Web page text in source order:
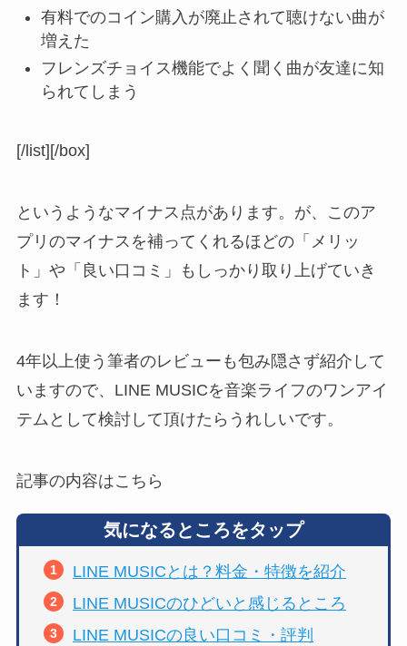
有料でのコイン購入が廃止されて聴けない曲が
増えた
フレンズチョイス機能でよく聞く曲が友達に知
られてしまう
[/list][/box]
というようなマイナス点があります。が、このア
プリのマイナスを補ってくれるほどの「メリッ
ト」や「良い口コミ」
もしっかり取り上げていき
ます！
4年以上使う筆者のレビュー も包み隠さず紹介して
いますので、 LINE MUSICを音楽ライフのワンアイ
テム として検討して頂けたらうれしいです。
記事の内容はこちら
気になるところをタップ
LINE MUSICとは？料金・特徴を紹介
LINE MUSICのひどいと感じるところ
LINE MUSICの良い口コミ・評判